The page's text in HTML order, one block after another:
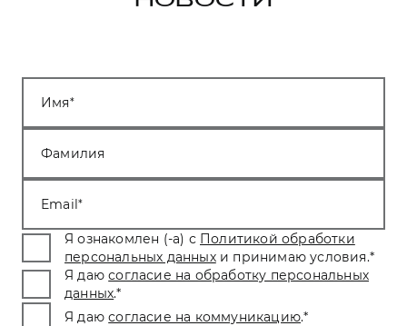
Имя
Фамилия
Email
Я ознакомлен (-а) с Политикой обработки
персональных данных и принимаю условия.*
Я даю согласие на обработку персональных
данных.*
Я даю согласие на коммуникацию.*